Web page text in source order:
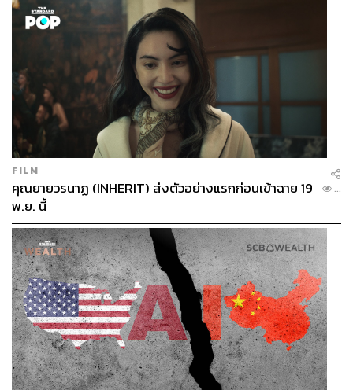
FILM
คุณยายวรนาฏ (INHERIT) ส่งตัวอย่างแรกก่อนเข้าฉาย 19
พ.ย. นี้
...